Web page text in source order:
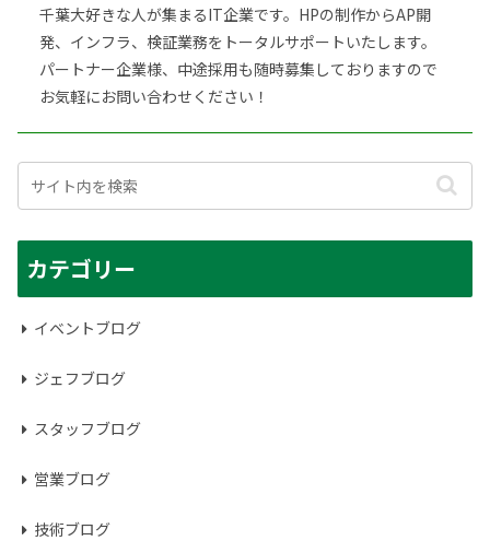
千葉大好きな人が集まるIT企業です。HPの制作からAP開
発、インフラ、検証業務をトータルサポートいたします。
パートナー企業様、中途採用も随時募集しておりますので
お気軽にお問い合わせください！
カテゴリー
イベントブログ
ジェフブログ
スタッフブログ
営業ブログ
技術ブログ